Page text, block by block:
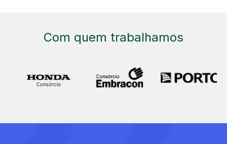
Com quem trabalhamos